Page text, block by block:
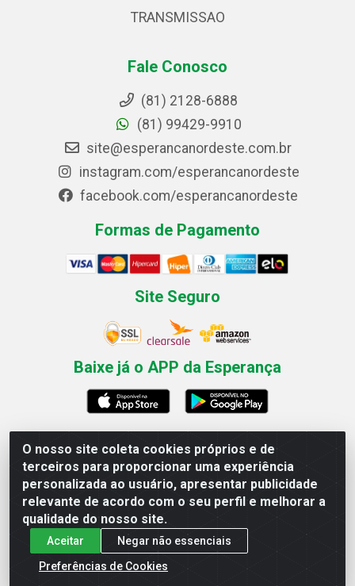
O nosso site coleta cookies próprios e de
terceiros para proporcionar uma experiência
personalizada ao usuário, apresentar publicidade
relevante de acordo com o seu perfil e melhorar a
qualidade do nosso site.
Aceitar
Negar não essenciais
Preferências de Cookies
TRANSMISSAO
Fale Conosco
(81) 2128-6888
(81) 99429-9910
site@esperancanordeste.com.br
instagram.com/esperancanordeste
facebook.com/esperancanordeste
Formas de Pagamento
Site Seguro
Baixe já o APP da Esperança
Esperança Nordeste - Rua Professor Caldas Filho, 291 -
Estância - Recife / PE CEP: 50771-335 - CNPJ
03.666.136/0001-23